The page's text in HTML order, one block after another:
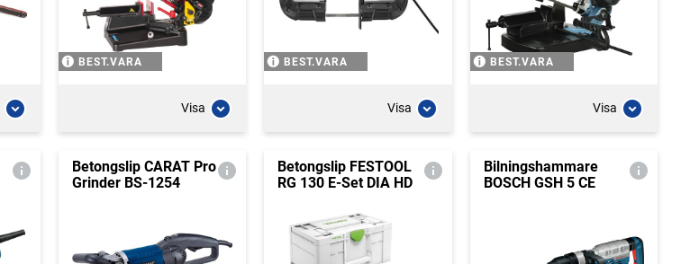
BEST.VARA
Visa
BEST.VARA
Visa
BEST.VARA
Visa
Betongslip CARAT Pro
Grinder BS-1254
Betongslip FESTOOL
RG 130 E-Set DIA HD
Bilningshammare
BOSCH GSH 5 CE